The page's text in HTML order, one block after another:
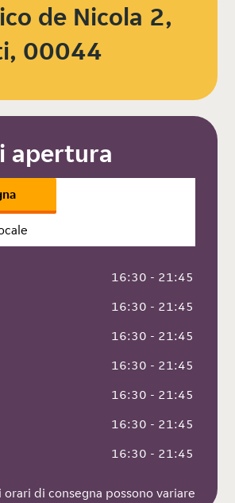
de Nicola 2,
00044
apertura
16:30 - 21:45
16:30 - 21:45
16:30 - 21:45
16:30 - 21:45
16:30 - 21:45
16:30 - 21:45
16:30 - 21:45
orari di consegna possono variare